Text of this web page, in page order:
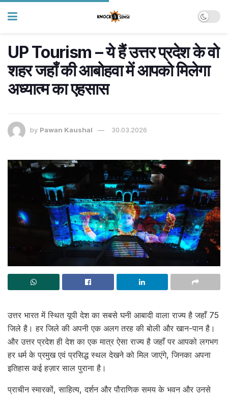
UP Tourism – ये हैं उत्तर प्रदेश के वो
शहर जहाँ की आबोहवा में आपको मिलेगा
अध्यात्म का एहसास
by Pawan Kaushal 30.03.2026
उत्तर भारत में स्थित यूपी देश का सबसे घनी आबादी वाला राज्य है जहाँ 75
जिले है। हर जिले की अपनी एक अलग तरह की बोली और खान-पान है।
और उत्तर प्रदेश ही देश का एक मात्र ऐसा राज्य है जहाँ पर आपको लगभग
हर धर्म के प्रमुख एवं प्रसिद्ध स्थल देखने को मिल जाएंगे, जिनका अपना
इतिहास कई हज़ार साल पुराना है।
प्राचीन स्मारकों, साहित्य, दर्शन और पौराणिक समय के भवन और उनसे